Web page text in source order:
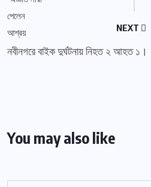
NEXT
নবীনগরে বাইক দুর্ঘটনায় নিহত ২ আহত ১।
You may also like